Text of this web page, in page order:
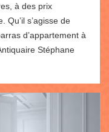
à des prix
Qu’il s’agisse de
d’appartement à
Stéphane